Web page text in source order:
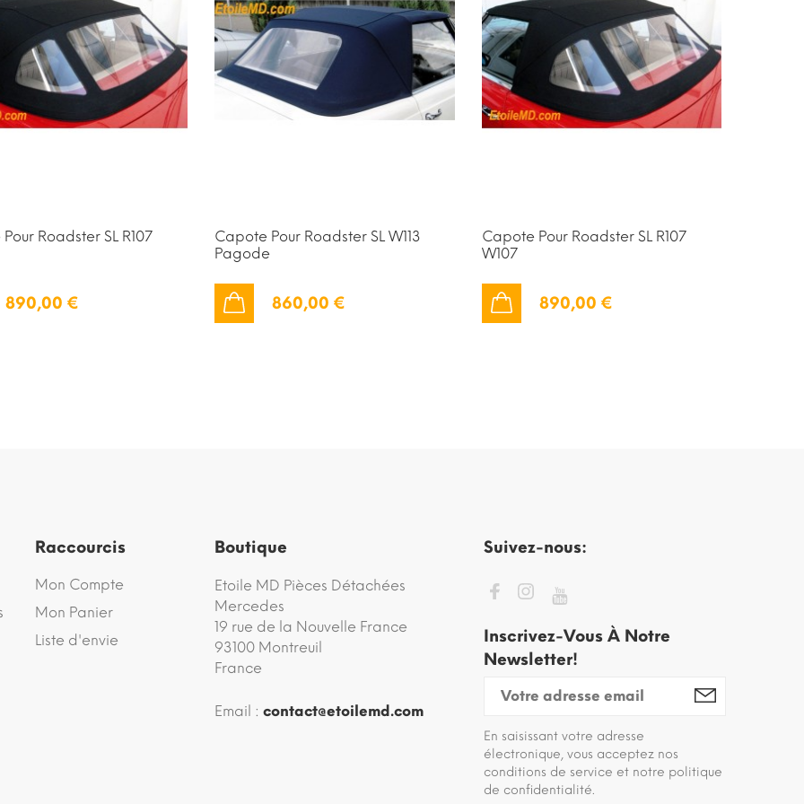
Roadster SL R107
890,00 €
Capote Pour Roadster SL W113
Pagode
860,00 €
Capote Pour Roadster SL R107
W107
890,00 €
Raccourcis
Mon Compte
Mon Panier
Liste d'envie
Boutique
Etoile MD Pièces Détachées
Mercedes
19 rue de la Nouvelle France
93100 Montreuil
France
Email : contact@etoilemd.com
Suivez-nous:
Inscrivez-Vous À Notre
Newsletter!
En saisissant votre adresse
électronique, vous acceptez nos
conditions de service et notre politique
de confidentialité.